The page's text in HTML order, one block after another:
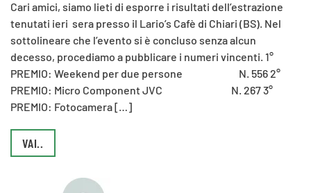
Cari amici, siamo lieti di esporre i risultati dell’estrazione
tenutati ieri sera presso il Lario’s Cafè di Chiari (BS). Nel
sottolineare che l’evento si è concluso senza alcun
decesso, procediamo a pubblicare i numeri vincenti. 1°
PREMIO: Weekend per due persone N. 556 2°
PREMIO: Micro Component JVC N. 267 3°
PREMIO: Fotocamera […]
VAI..